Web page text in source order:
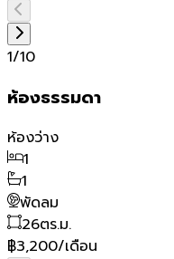
1/10
ห้องธรรมดา
ห้องว่าง
1
1
พัดลม
26ตร.ม.
฿3,200/เดือน